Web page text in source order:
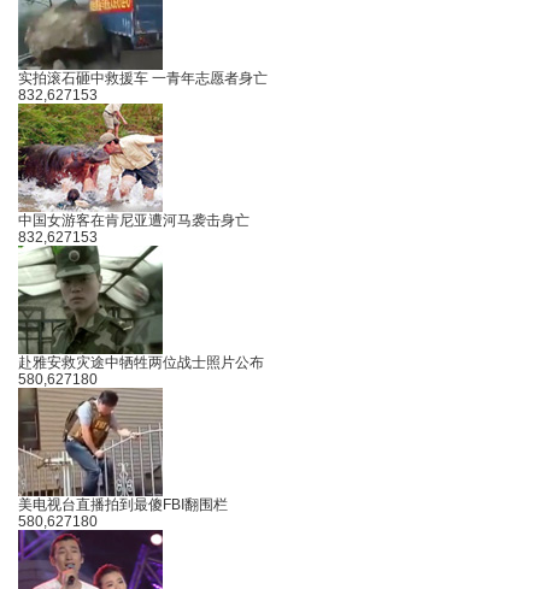
实拍滚石砸中救援车 一青年志愿者身亡
832,627153
中国女游客在肯尼亚遭河马袭击身亡
832,627153
赴雅安救灾途中牺牲两位战士照片公布
580,627180
美电视台直播拍到最傻FBI翻围栏
580,627180